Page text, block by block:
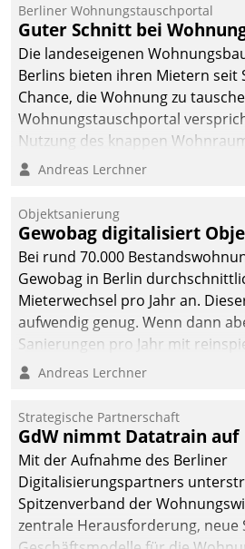
Berliner Wohnungstauschportal
Guter Schnitt bei
Die landeseigenen
Berlins bieten ihren Mietern seit
Chance, die Wohnung zu
Wohnungstauschportal
Nutzung des knappen
Anwendungsfall für Datatrains
Unternehmen.
Andreas Lerchner
Objektsanierung
Gewobag digitalisiert
Bei rund 70.000
Gewobag in Berlin
Mieterwechsel pro Jahr an.
aufwendig genug. Wenn dann
Sanierungen pro Jahr mit
Betreuungs- und
kommunale
gemeinsam mit der Berliner
Teilprozess der Objektsanierung
Andreas Lerchner
Strategische Partnerschaft
GdW nimmt Datatrain auf
Mit der Aufnahme des Berliner
Digitalisierungspartners
Spitzenverband der
zentrale Herausforderung, neue